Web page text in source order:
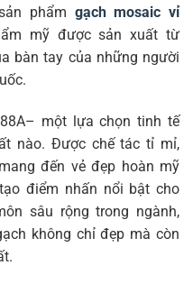
phẩm gạch mosaic vỉ
mỹ được sản xuất từ
bàn tay của những người
một lựa chọn tinh tế
nào. Được chế tác tỉ mỉ,
đến vẻ đẹp hoàn mỹ
điểm nhấn nổi bật cho
sâu rộng trong ngành,
không chỉ đẹp mà còn